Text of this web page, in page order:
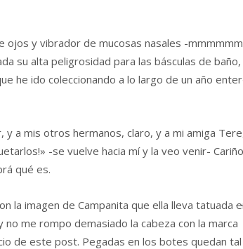
y vibrador de mucosas nasales -
su alta peligrosidad para las básculas de baño,
he ido coleccionando a lo largo de un año
y a mis otros hermanos, claro, y a mi amiga
-se vuelve hacia mí y la veo venir-
qué es.
la imagen de Campanita que ella lleva tatuada
me rompo demasiado la cabeza con la marca
de este post. Pegadas en los botes quedan